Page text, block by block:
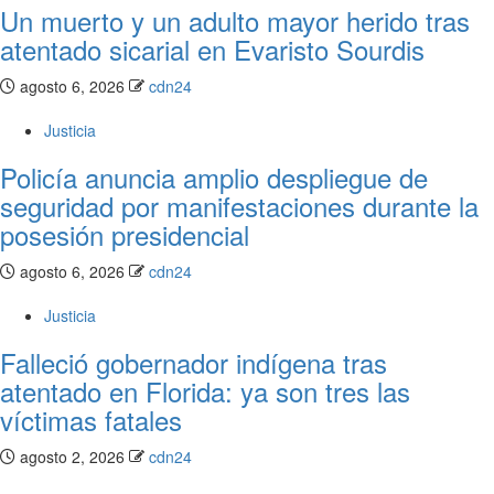
Un muerto y un adulto mayor herido tras
atentado sicarial en Evaristo Sourdis
agosto 6, 2026
cdn24
Justicia
Policía anuncia amplio despliegue de
seguridad por manifestaciones durante la
posesión presidencial
agosto 6, 2026
cdn24
Justicia
Falleció gobernador indígena tras
atentado en Florida: ya son tres las
víctimas fatales
agosto 2, 2026 cdn24